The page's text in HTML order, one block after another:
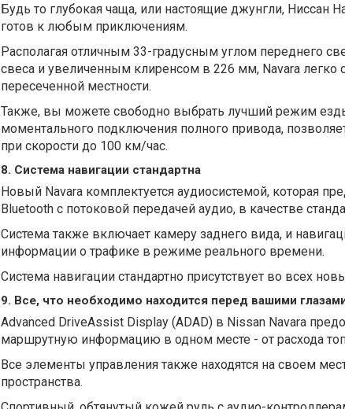
Будь то глубокая чаща, или настоящие джунгли, Ниссан
готов к любым приключениям.
Располагая отличным 33-градусным углом переднего
свеса и увеличенным клиренсом в 226 мм, Navara
пересеченной местности.
Также, вы можете свободно выбрать лучший режим
моментального подключения полного привода,
при скорости до 100 км/час.
8. Система навигации стандартна
Новый Navara комплектуется аудиосистемой, которая
Bluetooth с потоковой передачей аудио, в качестве
Система также включает камеру заднего вида, и
информации о трафике в режиме реального времени.
Система навигации стандартно присутствует во всех
9. Все, что необходимо находится перед вашими
Advanced DriveAssist Display (ADAD) в Nissan Navara
маршрутную информацию в одном месте - от расхода
Все элементы управления также находятся на своем
пространства.